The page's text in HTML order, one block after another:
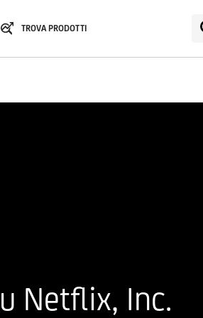
TROVA PRODOTTI
Netflix, Inc.